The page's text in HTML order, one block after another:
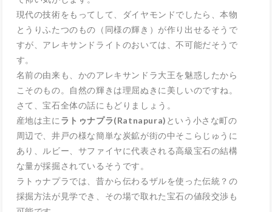
現代の技術をもってして、ダイヤモンドでしたら、本物
とうりふたつのもの（同様の輝き）が作り出せるそうで
すが、アレキサンドライトのおいては、不可能だそうで
す。
名前の由来も、かのアレキサンドラ大王を魅惑したから
こそのもの。自然の輝きは理屈ぬきに美しいのですね。
さて、宝石全体の話にもどりましょう。
産地は主に ラトゥナプラ(Ratnapura) という小さな町の
周辺で、井戸の様な簡単な炭鉱が街の中そこらじゅうに
あり、ルビー、サファイヤに代表される高級宝石の結構
な量が採掘されているそうです。
ラトゥナプラでは、昔から伝わるザルを使った伝統？の
採掘方法が見学でき、その場で取れた宝石の値段交渉も